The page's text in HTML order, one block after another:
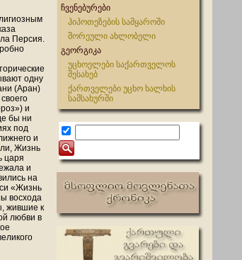
Персия.
одну
(Аран)
и
бы ни
под
и
Жизнь
царя
и
на
«Жизнь
восхода
жившие к
любви в
ჩვენებურები
ჰიპოთეზების სამყაროში
შორეული ახლობელი
გეორგიკა
უცხოელები საქართველოს
შესახებ
ქართველები უცხო ხალხის
სამსახურში